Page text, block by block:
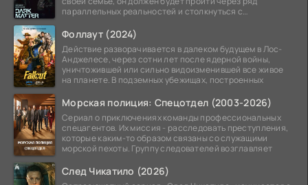
параллельных реальностей и столкнуться с
Фоллаут (2024)
Действие разворачивается в далеком будущем в Лос-
Анджелесе, через сотни лет после ядерной войны,
уничтожившей или сильно видоизменившей все живое
на планете. В подземных убежищах, построенных
Морская полиция: Спецотдел (2003-2026)
Сериал о приключениях команды профессиональных
спецагентов. Их миссия - расследовать преступления,
которые каким-то образом связаны со служащими
морской пехоты. Группу следователей возглавляет
След Чикатило (2026)